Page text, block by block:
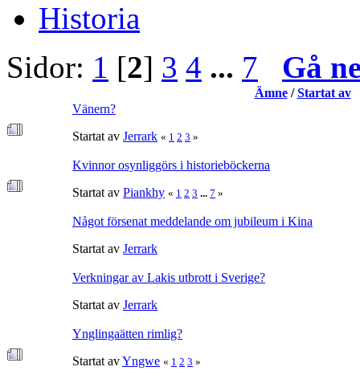
Historia
Sidor: 1 [2] 3 4 ... 7 Gå
Ämne/Startat av
Vänern?
Startat av Jerrark « 1 2 3 »
Kvinnor osynliggörs i historieböckerna
Startat av Piankhy « 1 2 3 ... 7 »
Något försenat meddelande om jubileum i Kina
Startat av Jerrark
Verkningar av Lakis utbrott i Sverige?
Startat av Jerrark
Ynglingaätten rimlig?
Startat avYngwe « 1 2 3 »